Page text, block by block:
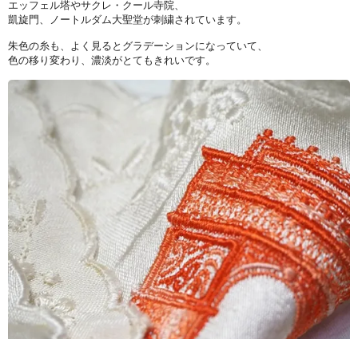
エッフェル塔やサクレ・クール寺院、
凱旋門、ノートルダム大聖堂が刺繍されています。
朱色の糸も、よく見るとグラデーションになっていて、
色の移り変わり、濃淡がとてもきれいです。